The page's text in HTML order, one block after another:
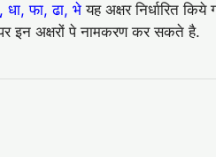
धा, फा, ढा, भे यह अक्षर निर्धारित
इन अक्षरों पे नामकरण कर सकते है.